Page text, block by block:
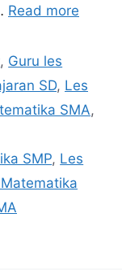
Read more
, Guru les
SD, Les
SMA,
SMP, Les